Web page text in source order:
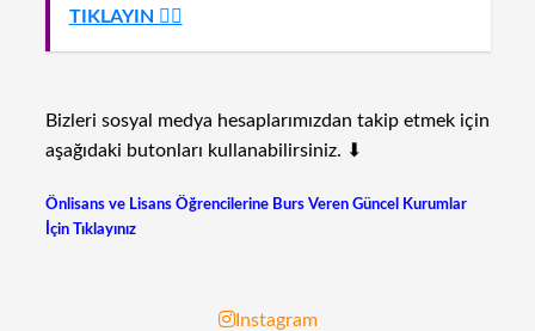
TIKLAYIN 👈🏻
Bizleri sosyal medya hesaplarımızdan takip etmek için
aşağıdaki butonları kullanabilirsiniz. ⬇
Önlisans ve Lisans Öğrencilerine Burs Veren Güncel Kurumlar
İçin Tıklayınız
Instagram